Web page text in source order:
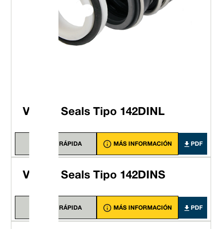
Vulcan Seals Tipo 142DINL
VISTA RÁPIDA MÁS INFORMACIÓN PDF
Vulcan Seals Tipo 142DINS
VISTA RÁPIDA MÁS INFORMACIÓN PDF